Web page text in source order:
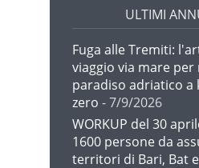
ULTIMI
Fuga alle Tremiti:
viaggio via mare
paradiso adriatico a
zero - 7/9/2026
WORKUP del 30
1600 persone da
territori di Bari, Bat e